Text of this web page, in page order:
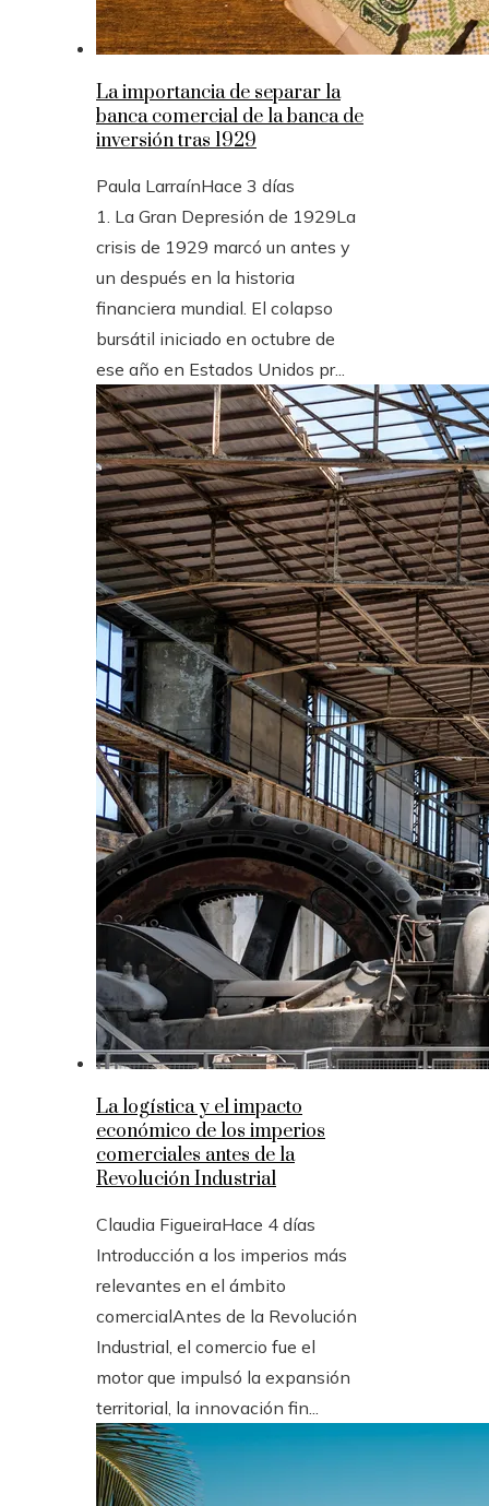
La importancia de separar la
banca comercial de la banca de
inversión tras 1929
Paula LarraínHace 3 días
1. La Gran Depresión de 1929La
crisis de 1929 marcó un antes y
un después en la historia
financiera mundial. El colapso
bursátil iniciado en octubre de
ese año en Estados Unidos pr...
La logística y el impacto
económico de los imperios
comerciales antes de la
Revolución Industrial
Claudia FigueiraHace 4 días
Introducción a los imperios más
relevantes en el ámbito
comercialAntes de la Revolución
Industrial, el comercio fue el
motor que impulsó la expansión
territorial, la innovación fin...